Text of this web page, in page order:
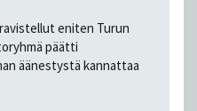
eniten Turun
päätti
äänestystä kannattaa